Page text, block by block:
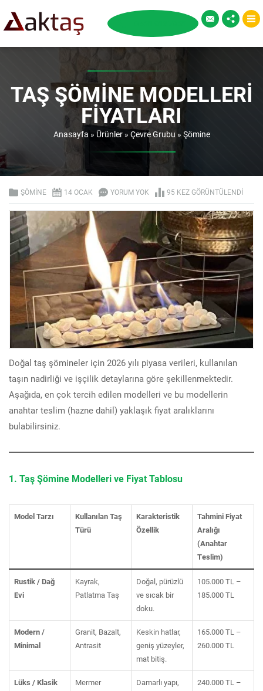
TAŞ ŞÖMINE MODELLERI
FIYATLARI
Anasayfa » Ürünler» Çevre Grubu » Şömine
ŞÖMINE 14 OCAK YORUM YOK 95 KEZ GÖRÜNTÜLENDI
Doğal taş şömineler için 2026 yılı piyasa verileri, kullanılan
taşın nadirliği ve işçilik detaylarına göre şekillenmektedir.
Aşağıda, en çok tercih edilen modelleri ve bu modellerin
anahtar teslim (hazne dahil) yaklaşık fiyat aralıklarını
bulabilirsiniz.
1. Taş Şömine Modelleri ve Fiyat Tablosu
Model Tarzı
Kullanılan Taş
Türü
Karakteristik
Özellik
Tahmini Fiyat
Aralığı
(Anahtar
Teslim)
Rustik / Dağ
Evi
Kayrak,
Patlatma Taş
Doğal, pürüzlü
ve sıcak bir
doku.
105.000 TL –
185.000 TL
Modern /
Minimal
Granit, Bazalt,
Antrasit
Keskin hatlar,
geniş yüzeyler,
mat bitiş.
165.000 TL –
260.000 TL
Lüks / Klasik
Mermer
Damarlı yapı,
240.000 TL –